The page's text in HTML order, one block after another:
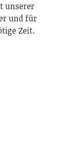
unserer
und für
Zeit.